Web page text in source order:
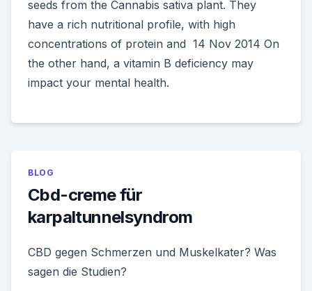
seeds from the Cannabis sativa plant. They
have a rich nutritional profile, with high
concentrations of protein and 14 Nov 2014 On
the other hand, a vitamin B deficiency may
impact your mental health.
BLOG
Cbd-creme für
karpaltunnelsyndrom
CBD gegen Schmerzen und Muskelkater? Was
sagen die Studien?